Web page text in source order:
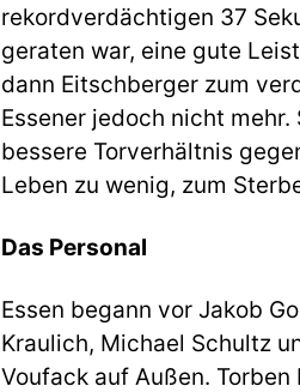
rekordverdächtigen 37
geraten war, eine gute
dann Eitschberger zum
Essener jedoch nicht
bessere Torverhältnis
Leben zu wenig, zum
Das Personal
Essen begann vor Jakob
Kraulich, Michael Schultz
Voufack auf Außen.